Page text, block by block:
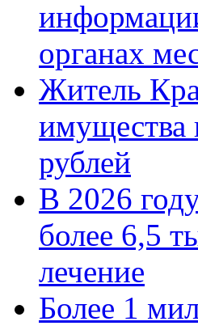
органах
Житель
имущества
рублей
В 2026
более 6,5
лечение
Более 1